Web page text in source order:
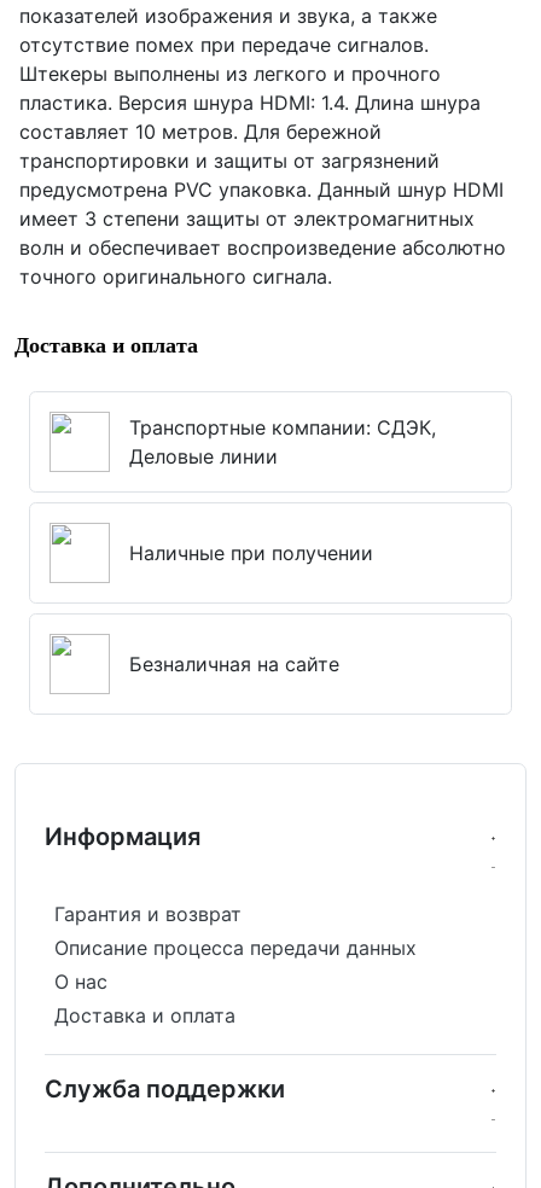
показателей изображения и звука, а также
отсутствие помех при передаче сигналов.
Штекеры выполнены из легкого и прочного
пластика. Версия шнура HDMI: 1.4. Длина шнура
составляет 10 метров. Для бережной
транспортировки и защиты от загрязнений
предусмотрена PVC упаковка. Данный шнур HDMI
имеет 3 степени защиты от электромагнитных
волн и обеспечивает воспроизведение абсолютно
точного оригинального сигнала.
Доставка и оплата
Транспортные компании: СДЭК,
Деловые линии
Наличные при получении
Безналичная на сайте
Информация
Гарантия и возврат
Описание процесса передачи данных
О нас
Доставка и оплата
Служба поддержки